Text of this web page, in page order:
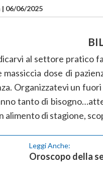
| 06/06/2025
al settore pratico
massiccia dose di
Organizzatevi un
tanto di
alimento di stagione,
Leggi Anche:
Oroscopo della